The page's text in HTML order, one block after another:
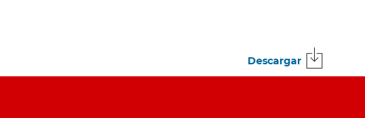
Descargar